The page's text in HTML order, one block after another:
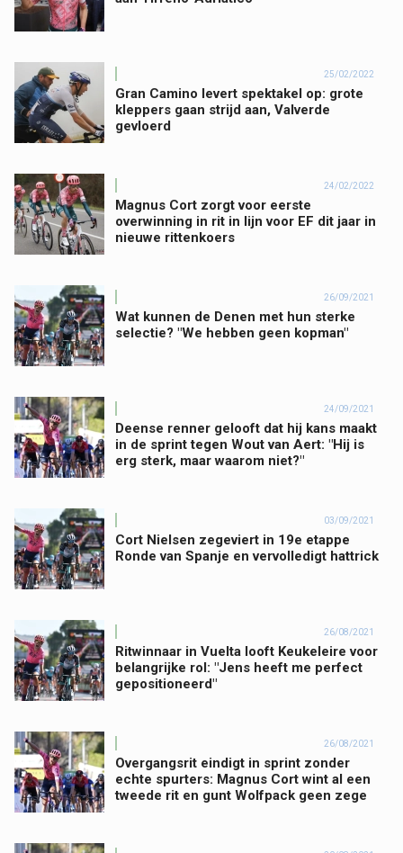
25/02/2022
Gran Camino levert spektakel op: grote
kleppers gaan strijd aan, Valverde
gevloerd
24/02/2022
Magnus Cort zorgt voor eerste
overwinning in rit in lijn voor EF dit jaar in
nieuwe rittenkoers
26/09/2021
Wat kunnen de Denen met hun sterke
selectie? "We hebben geen kopman"
24/09/2021
Deense renner gelooft dat hij kans maakt
in de sprint tegen Wout van Aert: "Hij is
erg sterk, maar waarom niet?"
03/09/2021
Cort Nielsen zegeviert in 19e etappe
Ronde van Spanje en vervolledigt hattrick
26/08/2021
Ritwinnaar in Vuelta looft Keukeleire voor
belangrijke rol: "Jens heeft me perfect
gepositioneerd"
26/08/2021
Overgangsrit eindigt in sprint zonder
echte spurters: Magnus Cort wint al een
tweede rit en gunt Wolfpack geen zege